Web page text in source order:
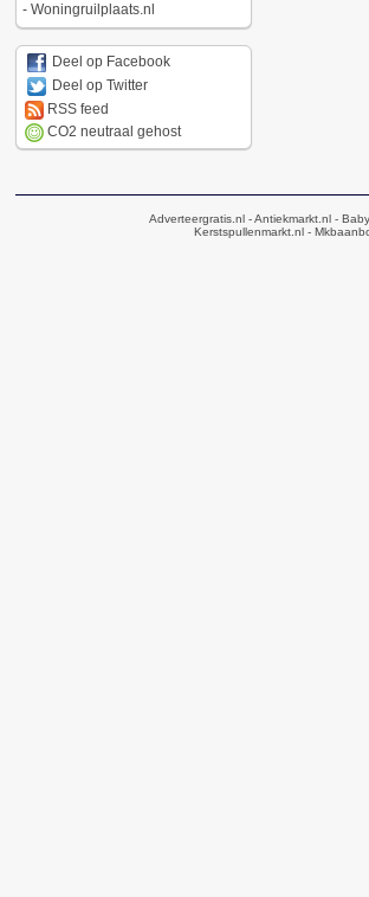
- Woningruilplaats.nl
Deel op Facebook
Deel op Twitter
RSS feed
CO2 neutraal gehost
Adverteergratis.nl - Antiekmarkt.nl -
Kerstspullenmarkt.nl-